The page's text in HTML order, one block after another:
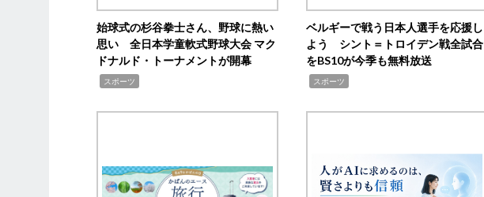
始球式の杉谷拳士さん、野球に熱い
思い 全日本学童軟式野球大会 マク
ドナルド・トーナメントが開幕
スポーツ
ベルギーで戦う日本人選手を応援し
よう シント＝トロイデン戦全試合
をBS10が今季も無料放送
スポーツ